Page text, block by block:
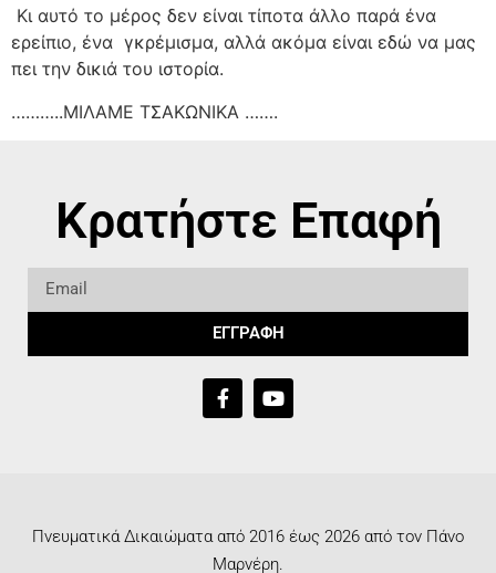
Κι αυτό το μέρος δεν είναι τίποτα άλλο παρά ένα
ερείπιο, ένα γκρέμισμα, αλλά ακόμα είναι εδώ να μας
πει την δικιά του ιστορία.
………..ΜΙΛΑΜΕ ΤΣΑΚΩΝΙΚΑ …….
Κρατήστε Επαφή
ΕΓΓΡΑΦΗ
Πνευματικά Δικαιώματα από 2016 έως 2026 από τον Πάνο
Μαρνέρη.